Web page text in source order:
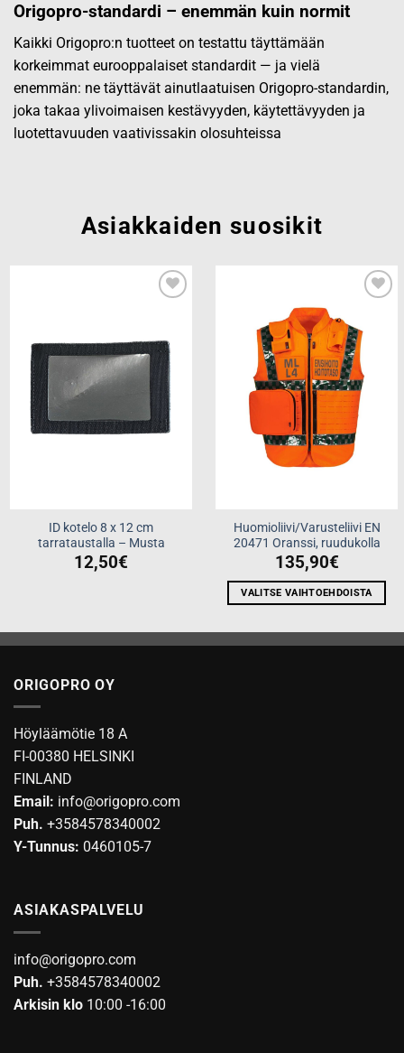
Origopro-standardi – enemmän kuin normit
Kaikki Origopro:n tuotteet on testattu täyttämään
korkeimmat eurooppalaiset standardit — ja vielä
enemmän: ne täyttävät ainutlaatuisen Origopro-standardin,
joka takaa ylivoimaisen kestävyyden, käytettävyyden ja
luotettavuuden vaativissakin olosuhteissa
Asiakkaiden suosikit
ID kotelo 8 x 12 cm
tarrataustalla – Musta
12,50€
wishlist
Huomioliivi/Varusteliivi EN
20471 Oranssi, ruudukolla
135,90€
VALITSE VAIHTOEHDOISTA
tuotteella
ORIGOPRO OY
Höyläämötie 18 A
FI-00380 HELSINKI
FINLAND
Email: info@origopro.com
Puh. +3584578340002
Y-Tunnus: 0460105-7
ASIAKASPALVELU
info@origopro.com
Puh. +3584578340002
Arkisin klo 10:00 -16:00